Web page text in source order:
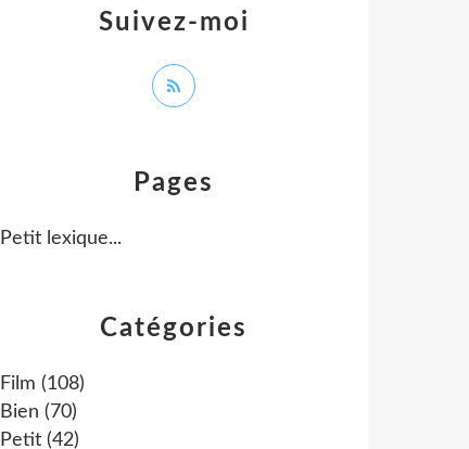
Catégories
Film (108)
Bien (70)
Petit (42)
Pages
Petit lexique...
Suivez-moi